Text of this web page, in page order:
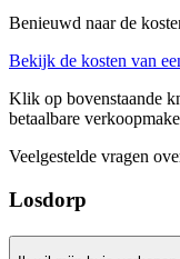
Benieuwd naar de
Bekijk de kosten van
Klik op bovenstaande
betaalbare
Veelgestelde vragen
Losdorp